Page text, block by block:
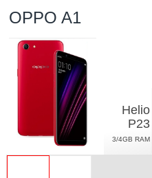
OPPO A1
Helio
P23
3/4GB RAM